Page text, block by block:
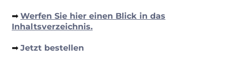
➡︎ Werfen Sie hier einen Blick in das
Inhaltsverzeichnis.
➡︎ Jetzt bestellen